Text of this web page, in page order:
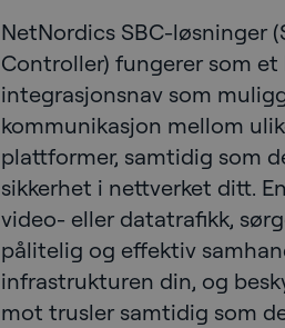
NetNordics SBC-løsninger
Controller) fungerer som
integrasjonsnav som
kommunikasjon mellom
plattformer, samtidig som
sikkerhet i nettverket ditt.
video- eller datatrafikk,
pålitelig og effektiv
infrastrukturen din, og
mot trusler samtidig som